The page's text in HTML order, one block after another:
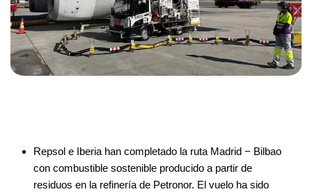
Repsol e Iberia han completado la ruta Madrid − Bilbao
con combustible sostenible producido a partir de
residuos en la refinería de Petronor. El vuelo ha sido